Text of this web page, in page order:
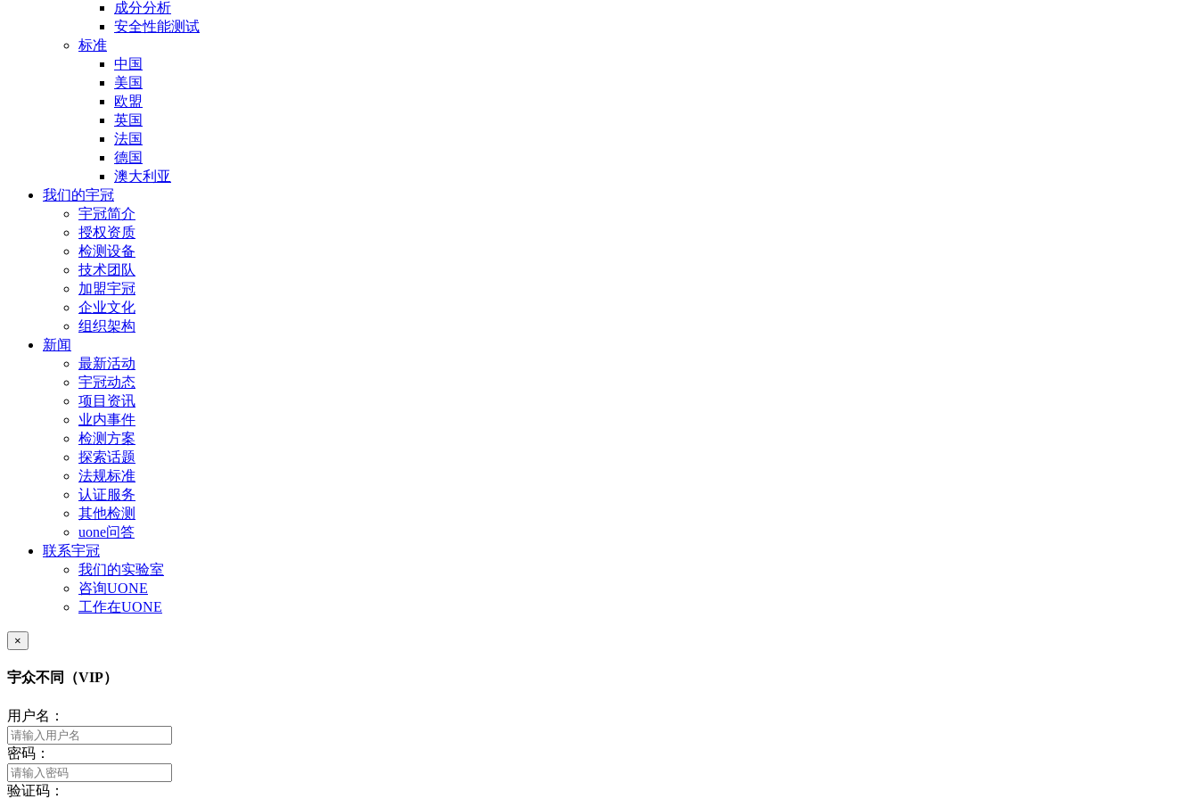
成分分析
安全性能测试
标准
中国
美国
欧盟
英国
法国
德国
澳大利亚
我们的宇冠
宇冠简介
授权资质
检测设备
技术团队
加盟宇冠
企业文化
组织架构
新闻
最新活动
宇冠动态
项目资讯
业内事件
检测方案
探索话题
法规标准
认证服务
其他检测
uone问答
联系宇冠
我们的实验室
咨询UONE
工作在UONE
×
宇众不同（VIP）
用户名：
密码：
验证码：